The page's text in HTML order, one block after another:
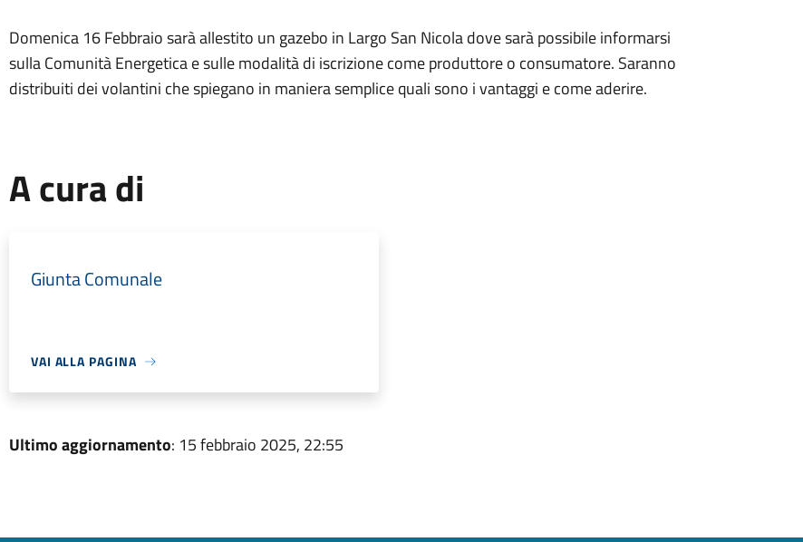
Domenica 16 Febbraio sarà allestito un gazebo in Largo San Nicola dove sarà possibile informarsi
sulla Comunità Energetica e sulle modalità di iscrizione come produttore o consumatore. Saranno
distribuiti dei volantini che spiegano in maniera semplice quali sono i vantaggi e come aderire.
A cura di
Giunta Comunale
VAI ALLA PAGINA
Ultimo aggiornamento: 15 febbraio 2025, 22:55